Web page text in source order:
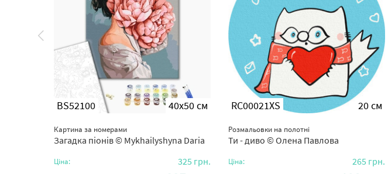
BS52100 40x50 см
Картина за номерами
Загадка піонів © Mykhailyshyna Daria
Ціна: 325 грн.
RC00021XS 20 см
Розмальовки на полотні
Ти - диво © Олена Павлова
Ціна: 265 грн.